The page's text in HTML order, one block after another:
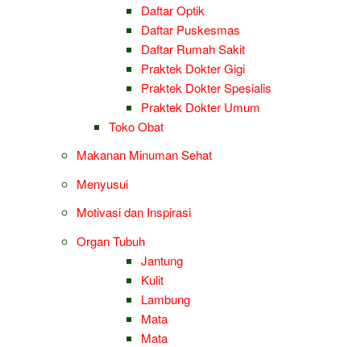
Daftar Optik
Daftar Puskesmas
Daftar Rumah Sakit
Praktek Dokter Gigi
Praktek Dokter Spesialis
Praktek Dokter Umum
Toko Obat
Makanan Minuman Sehat
Menyusui
Motivasi dan Inspirasi
Organ Tubuh
Jantung
Kulit
Lambung
Mata
Mata